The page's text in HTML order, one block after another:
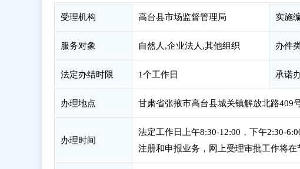
受理机构 高台县市场监督管理局 实施
服务对象 自然人,企业法人,其他组织 办件
法定办结时限 1个工作日 承诺
办理地点 甘肃省张掖市高台县城关镇解放北路409
办理时间
法定工作日上午8:30-12:00，下午2:30-
注册和申报业务，网上受理审批工作将在